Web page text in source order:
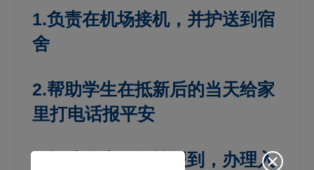
1.负责在机场接机，并护送到宿
舍
2.帮助学生在抵新后的当天给家
里打电话报平安
3.帮助学生到学校报到，办理入